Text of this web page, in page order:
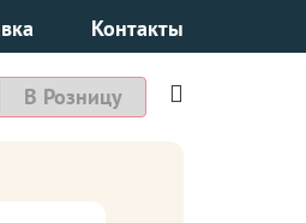
Контакты
В Розницу